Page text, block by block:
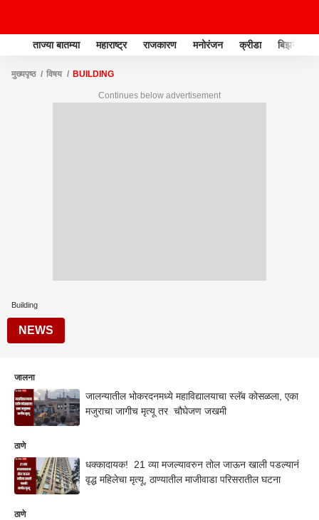
ताज्या बातम्या महाराष्ट्र राजकारण मनोरंजन क्रीडा बिझनेस
मुख्यपृष्ठ विषय BUILDING
Continues below advertisement
Building
NEWS
जालना
जालन्यातील भोकरदनमध्ये महाविद्यालयाचा स्लॅब कोसळला, एका
मजुराचा जागीच मृत्यू तर चौघेजण जखमी
ठाणे
धक्कादायक! 21 व्या मजल्यावरुन तोल जाऊन खाली पडल्यानं
वृद्ध महिलेचा मृत्यू, ठाण्यातील माजीवाडा परिसरातील घटना
ठाणे